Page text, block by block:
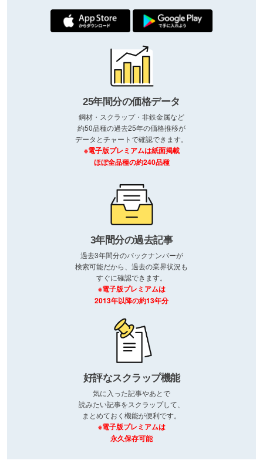
25年間分の価格データ
鋼材・スクラップ・非鉄金属など
約50品種の過去25年の価格推移が
データとチャートで確認できます。
※電子版プレミアムは紙面掲載
ほぼ全品種の約240品種
3年間分の過去記事
過去3年間分のバックナンバーが
検索可能だから、過去の業界状況も
すぐに確認できます。
※電子版プレミアムは
2013年以降の約13年分
好評なスクラップ機能
気に入った記事やあとで
読みたい記事をスクラップして、
まとめておく機能が便利です。
※電子版プレミアムは
永久保存可能